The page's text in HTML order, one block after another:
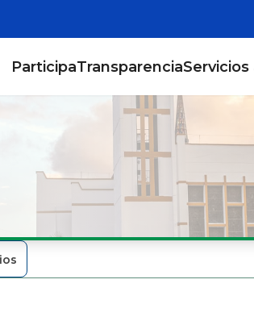
ParticipaTransparencia